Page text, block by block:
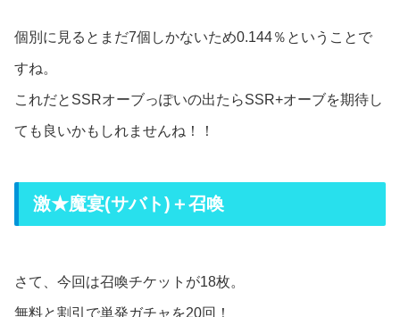
個別に見るとまだ7個しかないため0.144％ということで
すね。
これだとSSRオーブっぽいの出たらSSR+オーブを期待し
ても良いかもしれませんね！！
激★魔宴(サバト)＋召喚
さて、今回は召喚チケットが18枚。
無料と割引で単発ガチャを20回！